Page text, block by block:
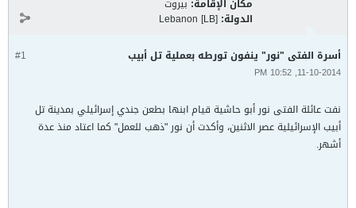
مكان الإقامة: بيروت
الدولة: Lebanon [LB]
#1 أسرة الفتى "نور" ينفون تورطه بعملية تل أبيب
11-10-2014, 10:52 PM
نفت عائلة الفتى نور أبو حاشية قيام ابنها بطعن جندي إسرائيلي بمدينة تل
أبيب الإسرائيلية عصر الاثنين، وأكدت أن نور "ذهب للعمل" كما اعتاد منذ عدة
أشهر.